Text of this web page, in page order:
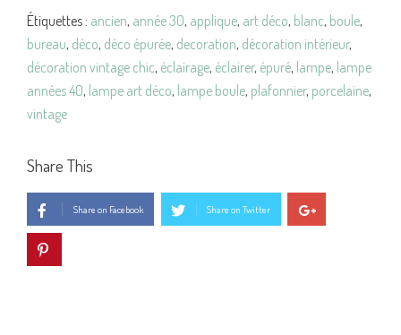
Étiquettes : ancien, année 30, applique, art déco, blanc, boule,
bureau, déco, déco épurée, decoration, décoration intérieur,
décoration vintage chic, éclairage, éclairer, épuré, lampe, lampe
années 40, lampe art déco, lampe boule, plafonnier, porcelaine,
vintage
Share This
Share on Facebook Share on Twitter